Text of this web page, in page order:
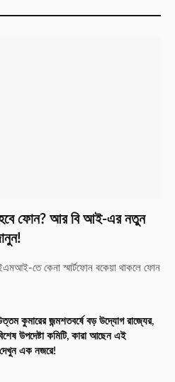
ফোন? আর বি আই-এর নতুন
তে কেনা স্মার্টফোন বকেয়া থাকলে ফোন
কুমারের জন্মশতবর্ষে বড় উদ্যোগ রাজ্যের,
উপদেষ্টা কমিটি, কারা আছেন এই
এক নজরে!